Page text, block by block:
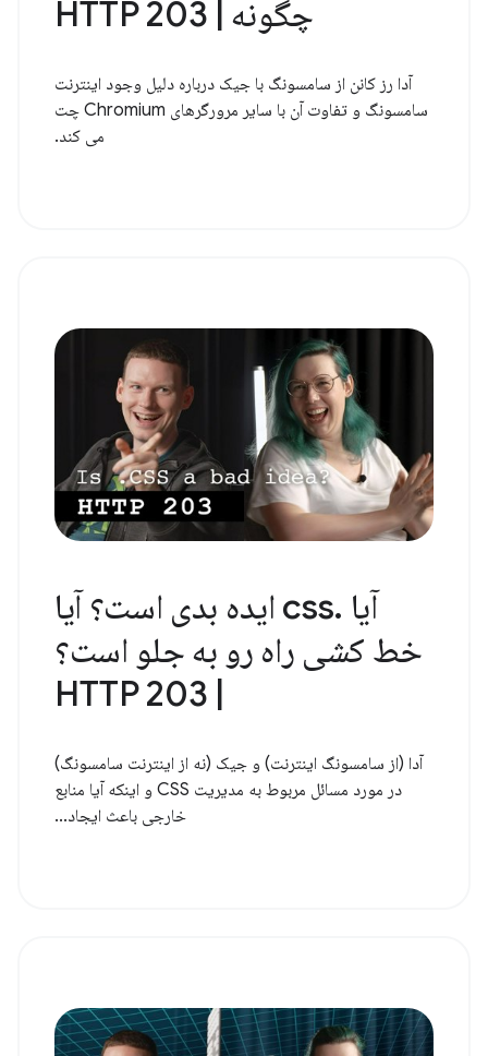
چگونه | HTTP 203
آدا رز کانن از سامسونگ با جیک درباره دلیل وجود اینترنت
سامسونگ و تفاوت آن با سایر مرورگرهای Chromium چت
می کند.
آیا .css ایده بدی است؟ آیا
خط کشی راه رو به جلو است؟
آدا (از سامسونگ اینترنت) و جیک (نه از اینترنت سامسونگ)
در مورد مسائل مربوط به مدیریت CSS و اینکه آیا منابع
خارجی باعث ایجاد...